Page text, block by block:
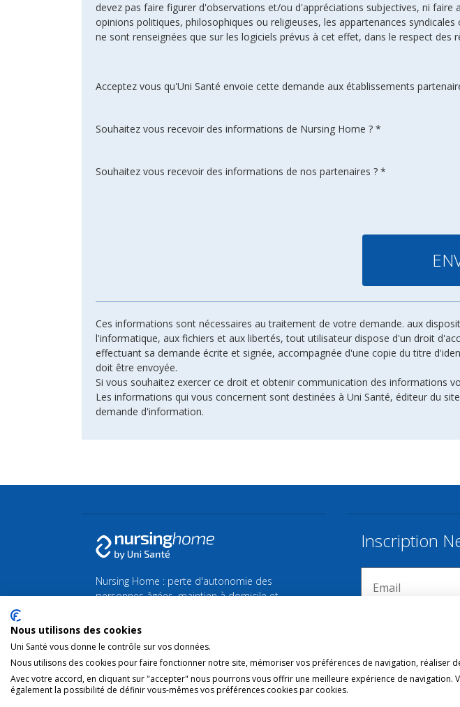
devez pas faire figurer d'observations et/ou d'appréciations subjectives, ni
opinions politiques, philosophiques ou religieuses, les appartenances
ne sont renseignées que sur les logiciels prévus à cet effet, dans le respect des
Acceptez vous qu'Uni Santé envoie cette demande aux établissements
Souhaitez vous recevoir des informations de Nursing Home ? *
Souhaitez vous recevoir des informations de nos partenaires ? *
Ces informations sont nécessaires au traitement de votre demande. aux
l'informatique, aux fichiers et aux libertés, tout utilisateur dispose d'un droit
effectuant sa demande écrite et signée, accompagnée d'une copie du titre
doit être envoyée.
Si vous souhaitez exercer ce droit et obtenir communication des informations
Les informations qui vous concernent sont destinées à Uni Santé, éditeur du
demande d'information.
Nursing Home : perte d'autonomie des
personnes âgées, maintien à domicile et
Retrouvez toutes les actualités de la Silver
Inscription
Nous utilisons des cookies
Uni Santé vous donne le contrôle sur vos données.
Nous utilisons des cookies pour faire fonctionner notre site, mémoriser vos préférences de navigation, réaliser
Avec votre accord, en cliquant sur "accepter" nous pourrons vous offrir une meilleure expérience de navigation.
également la possibilité de définir vous-mêmes vos préférences cookies par cookies.